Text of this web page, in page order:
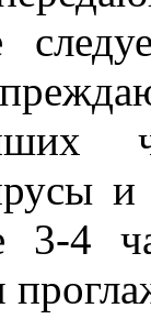
и
3-4